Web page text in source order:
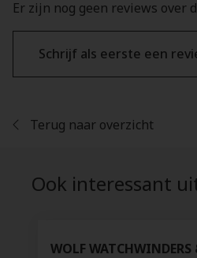
Er zijn nog geen reviews over
Schrijf als eerste een
Terug naar overzicht
Ook interessant
WOLF WATCHWINDERS